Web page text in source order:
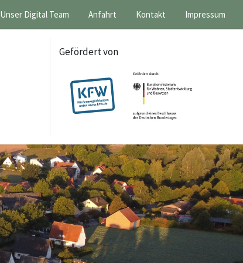
Unser Digital Team Anfahrt Kontakt Impressum
Gefördert von